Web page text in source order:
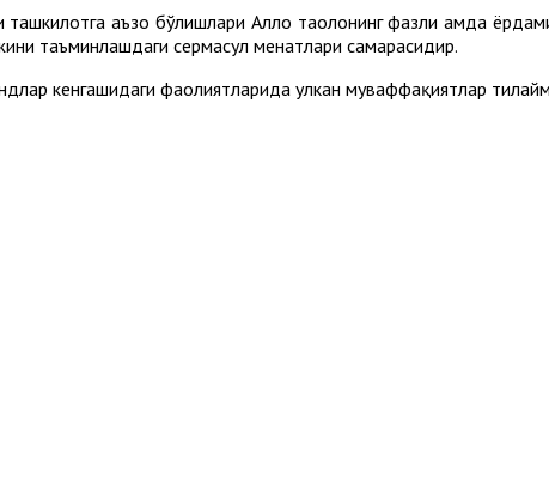
аъзо бўлишлари Аллоҳ таолонинг фазли ҳамда
таъминлашдаги сермаҳсул меҳнатлари самарасидир.
кенгашидаги фаолиятларида улкан муваффақиятлар